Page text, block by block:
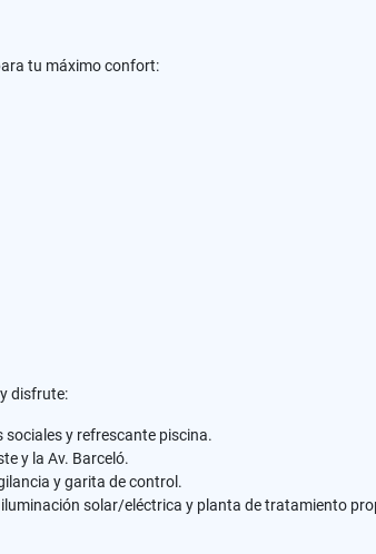
tu máximo confort:
disfrute:
sociales y refrescante piscina.
y la Av. Barceló.
y garita de control.
solar/eléctrica y planta de tratamiento